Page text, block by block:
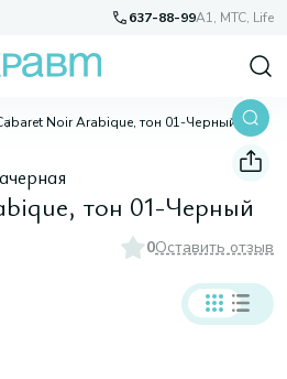
637-88-99A1, МТС, Life
Noir Arabique, тон 01-Черный
тон 01-Черный
0Оставить отзыв